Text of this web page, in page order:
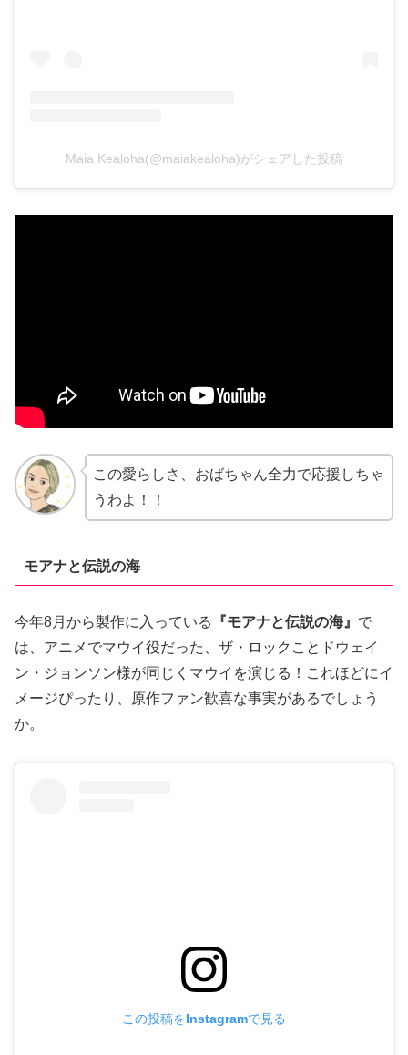
Maia Kealoha(@maiakealoha)がシェアした投稿
この愛らしさ、おばちゃん全力で応援しちゃ
うわよ！！
モアナと伝説の海
今年8月から製作に入っている 『モアナと伝説の海』 で
は、アニメでマウイ役だった、ザ・ロックことドウェイ
ン・ジョンソン様が同じくマウイを演じる！これほどにイ
メージぴったり、原作ファン歓喜な事実があるでしょう
か。
この投稿をInstagramで見る